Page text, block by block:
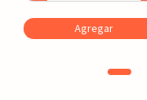
Agregar